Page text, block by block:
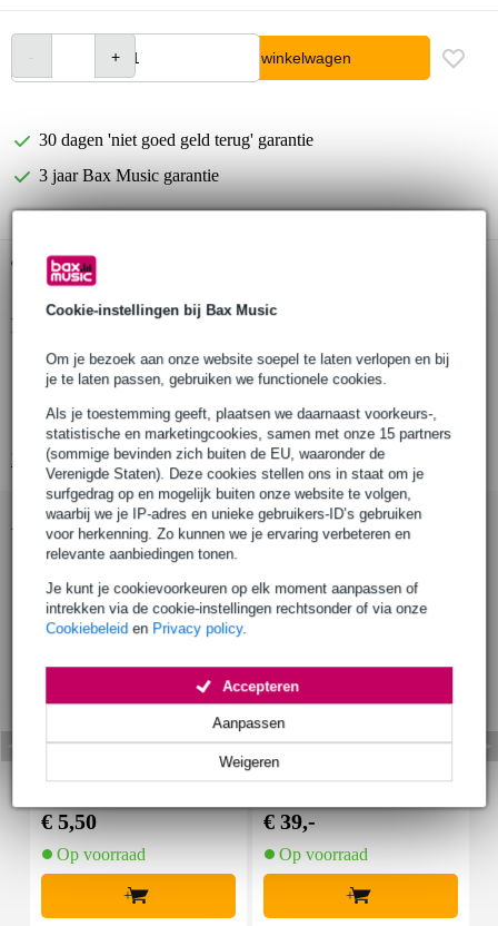
Cookie-instellingen bij Bax Music
Om je bezoek aan onze website soepel te laten verlopen en bij
je te laten passen, gebruiken we functionele cookies.
Als je toestemming geeft, plaatsen we daarnaast voorkeurs-,
statistische en marketingcookies, samen met onze 15 partners
(sommige bevinden zich buiten de EU, waaronder de
Verenigde Staten). Deze cookies stellen ons in staat om je
surfgedrag op en mogelijk buiten onze website te volgen,
waarbij we je IP-adres en unieke gebruikers-ID’s gebruiken
voor herkenning. Zo kunnen we je ervaring verbeteren en
relevante aanbiedingen tonen.
Je kunt je cookievoorkeuren op elk moment aanpassen of
intrekken via de cookie-instellingen rechtsonder of via onze
Cookiebeleid en Privacy policy.
Weigeren
Aanpassen
Accepteren
In winkelwagen
30 dagen 'niet goed geld terug' garantie
3 jaar Bax Music garantie
Gratis ophalen in de winkel
Productinformatie
Artikelnummer
Geschikt voor buisdiameter
Klem breedte
Bekijk alle productspecificaties
Accessoires (9)
mal zwart (10 stuks)
€ 5,50
Op voorraad
+
Innox IVA 01 LS Kit he
€ 39,-
Op voorraad
+